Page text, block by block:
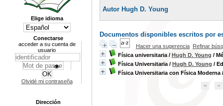
Autor Hugh D. Young
Documentos disponibles escritos por
Hacer una sugerencia Refinar
Física universitaria / Hugh D. Young /
Física Universitaria / Hugh D. Young /
Física Universitaria con Física Moderna
Elige idioma
Conectarse
acceder a su cuenta de
usuario
Olvidé mi contraseña
Dirección